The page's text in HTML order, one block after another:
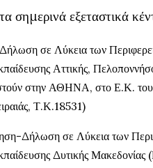
σημερινά εξεταστικά
σε Λύκεια των
Αττικής,
στην ΑΘΗΝΑ, στο Ε.Κ.
Τ.Κ.18531)
Δήλωση σε Λύκεια των
Δυτικής